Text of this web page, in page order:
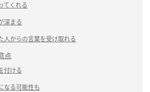
てくれる
深まる
人からの言葉を受け取れる
点
付ける
なる可能性も